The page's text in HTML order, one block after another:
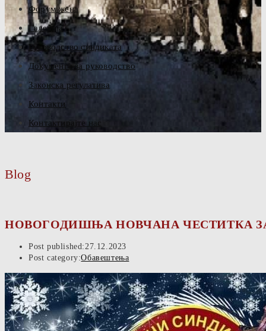
Форум жена
Галерија
Руководство синдиката
Документа за руководство
Законска регулатива
Контакти
Контактирајте нас
Blog
НОВОГОДИШЊА НОВЧАНА ЧЕСТИТКА
Post published:27.12.2023
Post category:Обавештења